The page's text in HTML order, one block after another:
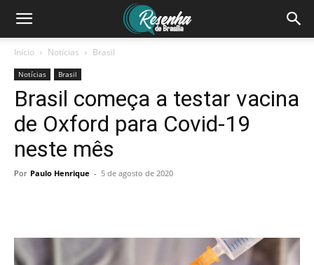
Início Notícias Brasil
Notícias Brasil
Brasil começa a testar vacina
de Oxford para Covid-19
neste mês
Por Paulo Henrique - 5 de agosto de 2020